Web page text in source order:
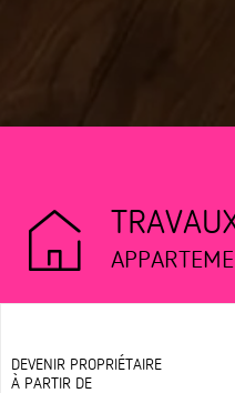
DEVENIR PROPRIÉTAIRE
À PARTIR DE